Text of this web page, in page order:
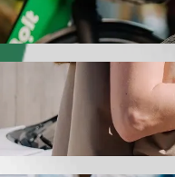
Shopping
την καλύτερη τιμή για
όχημα για εσένα.